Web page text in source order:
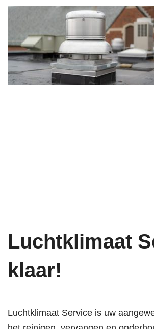
Luchtklimaat
klaar!
Luchtklimaat Service is uw